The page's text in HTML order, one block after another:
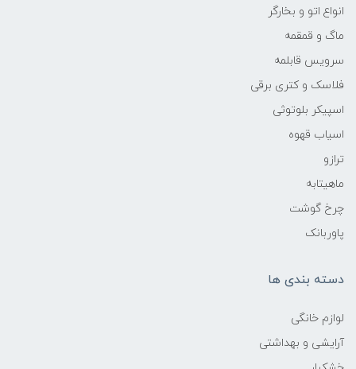
انواع اتو و بخارگر
ماگ و قمقمه
سرویس قابلمه
فلاسک و کتری برقی
اسپیکر بلوتوثی
اسیاب قهوه
ترازو
ماهیتابه
چرخ گوشت
پاوربانک
دسته بندی ها
لوازم خانگی
آرایشی و بهداشتی